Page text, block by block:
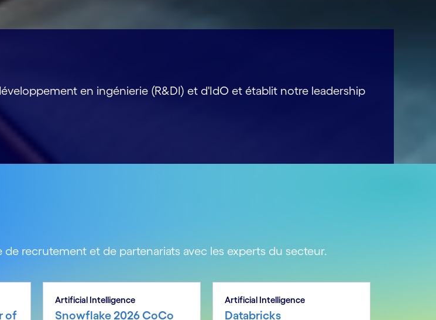
en ingénierie (R&DI) et d'IdO et établit notre leadership
recrutement et de partenariats avec les experts du secteur.
of
Artificial Intelligence
Snowflake 2026 CoCo
Artificial Intelligence
Databricks